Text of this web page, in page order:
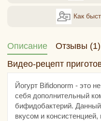
Как
Описание
Отзывы (1)
Видео-рецепт
Йогурт Bifidonorm - это
себя дополнительный
бифидобактерий.
вкусом и консистенцией,